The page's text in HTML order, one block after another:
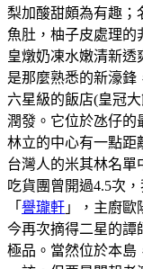
梨加酸甜頗為有趣；
魚肚，柚子皮處理的
皇燉奶凍水嫩清新
是那麼熟悉的新濠鋒
六星級的飯店(皇冠
潤發。它位於氹仔的
林立的中心有一點距
台灣人的米其林名單
吃貨團曾開過4.5次
「 譽瓏軒 」，主廚
今再次摘得二星的譚
極品。當然位於本島